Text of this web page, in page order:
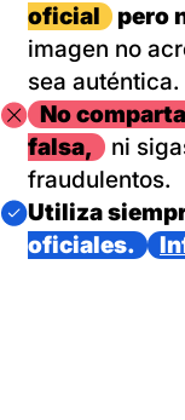
oficial
pero
imagen no
sea auténtica.
Imagen
No
falsa,
ni
fraudulentos.
Imagen
Utiliza
oficiales.